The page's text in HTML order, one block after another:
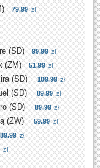
79.99 zł
(SD) 99.99 zł
(ZM) 51.99 zł
(SD) 109.99 zł
(SD) 89.99 zł
(SD) 89.99 zł
(ZW) 59.99 zł
89.99 zł
zł